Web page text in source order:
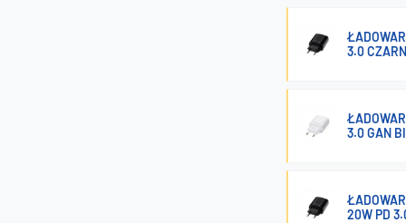
3.0
3.0 GAN
20W PD